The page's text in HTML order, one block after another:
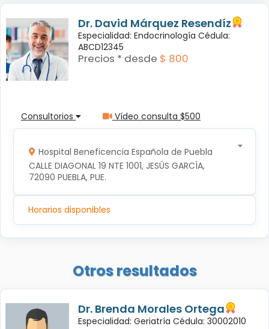
Dr. David Márquez Resendíz
Especialidad: Endocrinología Cédula:
ABCD12345
Precios * desde $ 800
Consultorios Vídeo consulta $500
Hospital Beneficencia Española de Puebla
CALLE DIAGONAL 19 NTE 1001, JESÚS GARCÍA,
72090 PUEBLA, PUE.
Horarios disponibles
Otros resultados
Dr. Brenda Morales Ortega
Especialidad: Geriatría Cédula: 30002010